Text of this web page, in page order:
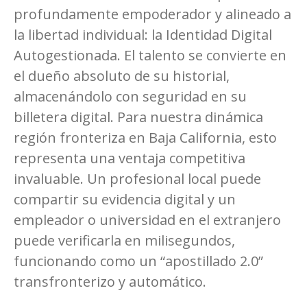
profundamente empoderador y alineado a
la libertad individual: la Identidad Digital
Autogestionada. El talento se convierte en
el dueño absoluto de su historial,
almacenándolo con seguridad en su
billetera digital. Para nuestra dinámica
región fronteriza en Baja California, esto
representa una ventaja competitiva
invaluable. Un profesional local puede
compartir su evidencia digital y un
empleador o universidad en el extranjero
puede verificarla en milisegundos,
funcionando como un “apostillado 2.0”
transfronterizo y automático.